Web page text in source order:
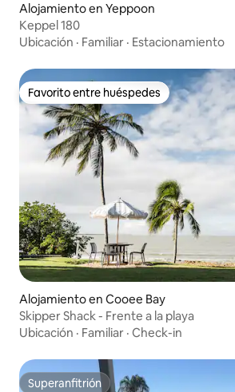
Alojamiento en Yeppoon
Keppel 180
Ubicación · Familiar · Estacionamiento
Favorito entre huéspedes
Favorito entre huéspedes
Alojamiento en Cooee Bay
Skipper Shack - Frente a la playa
Ubicación · Familiar · Check-in
Superanfitrión